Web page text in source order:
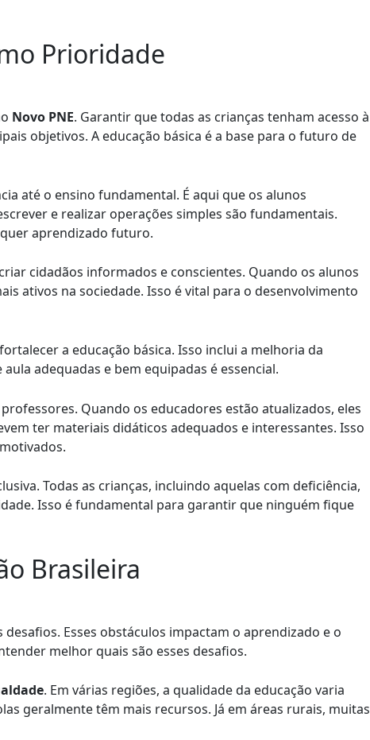
Prioridade
Novo PNE. Garantir que todas as crianças tenham acesso à
objetivos. A educação básica é a base para o futuro de
até o ensino fundamental. É aqui que os alunos
e realizar operações simples são fundamentais.
aprendizado futuro.
cidadãos informados e conscientes. Quando os alunos
ativos na sociedade. Isso é vital para o desenvolvimento
a educação básica. Isso inclui a melhoria da
adequadas e bem equipadas é essencial.
Quando os educadores estão atualizados, eles
ter materiais didáticos adequados e interessantes. Isso
Todas as crianças, incluindo aquelas com deficiência,
Isso é fundamental para garantir que ninguém fique
Brasileira
Esses obstáculos impactam o aprendizado e o
melhor quais são esses desafios.
. Em várias regiões, a qualidade da educação varia
geralmente têm mais recursos. Já em áreas rurais, muitas